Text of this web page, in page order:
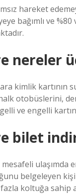
hareket
bağımlı ve
nereler
kimlik kartının
otobüslerini,
ve engelli
bilet
belgeleyen
fazla koltuğa